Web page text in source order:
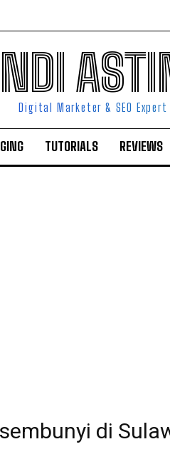
Digital Marketer & SEO Expert
TUTORIALS REVIEWS
di